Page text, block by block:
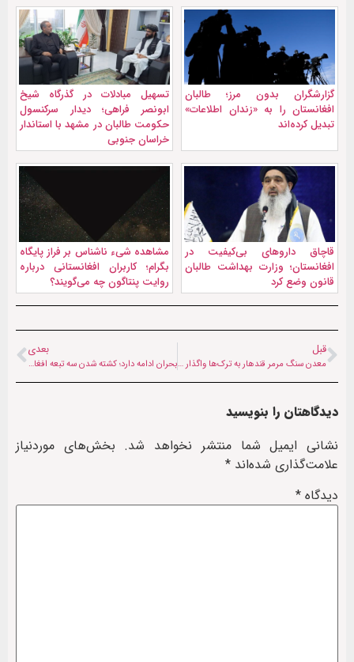
گزارشگران بدون مرز؛ طالبان
افغانستان را به «زندان اطلاعات»
تبدیل کرده‌اند
تسهیل مبادلات در گذرگاه شیخ
ابونصر فراهی؛ دیدار سرکنسول
حکومت طالبان در مشهد با استاندار
خراسان جنوبی
قاچاق داروهای بی‌کیفیت در
افغانستان؛ وزارت بهداشت طالبان
قانون وضع کرد
مشاهده شیء ناشناس بر فراز پایگاه
بگرام؛ کاربران افغانستانی درباره
روایت پنتاگون چه می‌گویند؟
قبل
معدن سنگ مرمر قندهار به ترک‌ها واگذار شد
بعدی
بحران ادامه دارد؛ کشته شدن سه تبعه افغان به ظن فعالیت «تروریستی» در پاکستان
دیدگاهتان را بنویسید
نشانی ایمیل شما منتشر نخواهد شد. بخش‌های موردنیاز
علامت‌گذاری شده‌اند *
دیدگاه *